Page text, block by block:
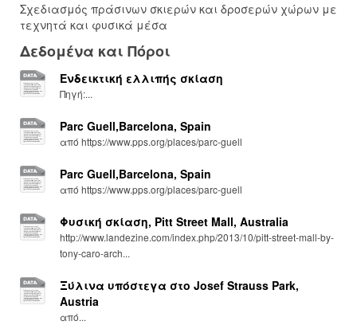
Σχεδιασμός πράσινων σκιερών και δροσερών χώρων με
τεχνητά και φυσικά μέσα
Δεδομένα και Πόροι
Ενδεικτική ελλιπής σκίαση
Πηγή:...
Parc Guell,Barcelona, Spain
από https://www.pps.org/places/parc-guell
Parc Guell,Barcelona, Spain
από https://www.pps.org/places/parc-guell
Φυσική σκίαση, Pitt Street Mall, Australia
http://www.landezine.com/index.php/2013/10/pitt-street-mall-by-
tony-caro-arch...
Ξύλινα υπόστεγα στο Josef Strauss Park,
Austria
από...